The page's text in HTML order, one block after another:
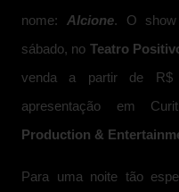
nome: Alcione. O show
sábado, no Teatro
venda a partir de R$
apresentação em
Production &
Para uma noite tão